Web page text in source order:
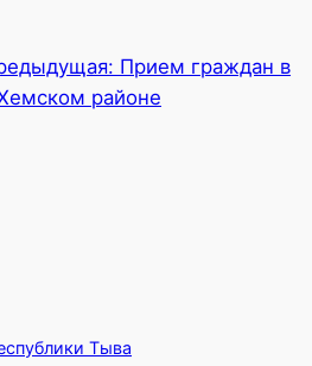
Прием граждан в
районе
Тыва